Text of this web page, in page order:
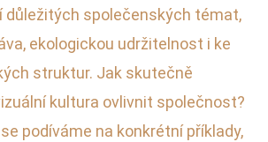
důležitých společenských témat,
ekologickou udržitelnost i ke
struktur. Jak skutečně
kultura ovlivnit společnost?
podíváme na konkrétní příklady,